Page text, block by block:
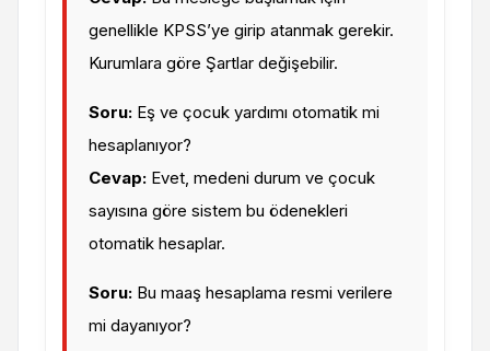
genellikle KPSS’ye girip atanmak gerekir.
Kurumlara göre Şartlar değişebilir.
Soru: Eş ve çocuk yardımı otomatik mi
hesaplanıyor?
Cevap: Evet, medeni durum ve çocuk
sayısına göre sistem bu ödenekleri
otomatik hesaplar.
Soru: Bu maaş hesaplama resmi verilere
mi dayanıyor?